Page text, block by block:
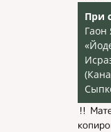
При
‼️